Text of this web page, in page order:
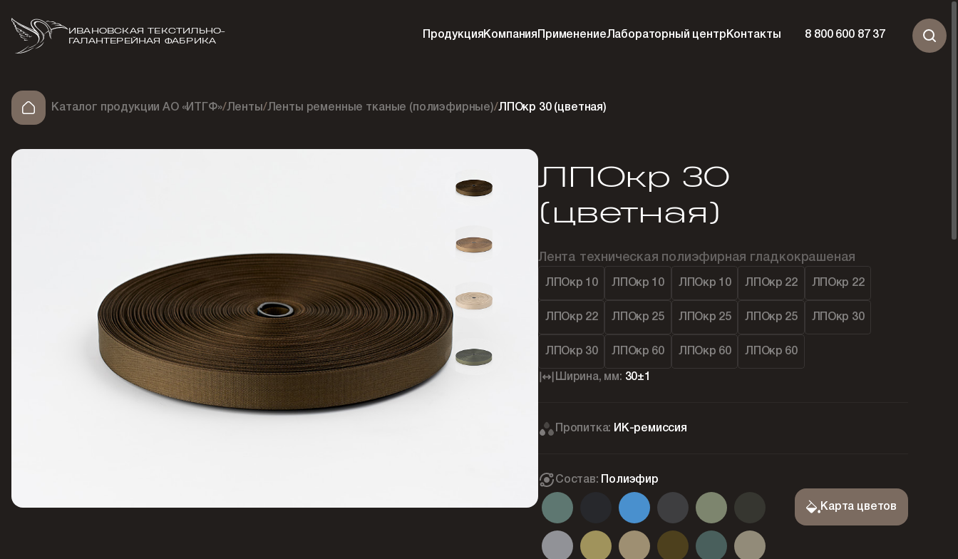
ИВАНОВСКАЯ ТЕКСТИЛЬНО-
ГАЛАНТЕРЕЙНАЯ ФАБРИКА
Продукция Компания ПрименениеЛабораторный центр Контакты 8 800 600 87 37
Каталог продукции АО «ИТГФ»/Ленты /Ленты ременные тканые (полиэфирные)/ЛПОкр 30 (цветная)
ЛПОкр 30
(цветная)
Лента техническая полиэфирная гладкокрашеная
ЛПОкр 10 ЛПОкр 10 ЛПОкр 10 ЛПОкр 22 ЛПОкр 22
ЛПОкр 22 ЛПОкр 25 ЛПОкр 25 ЛПОкр 25 ЛПОкр 30
ЛПОкр 30 ЛПОкр 60 ЛПОкр 60 ЛПОкр 60
Ширина, мм: 30±1
Пропитка: ИК-ремиссия
Состав: Полиэфир
Карта цветов